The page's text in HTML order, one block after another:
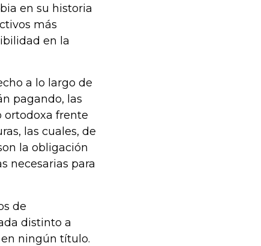
en su historia
más
en la
a lo largo de
pagando, las
ortodoxa frente
las cuales, de
la obligación
necesarias para
de
distinto a
ningún título.